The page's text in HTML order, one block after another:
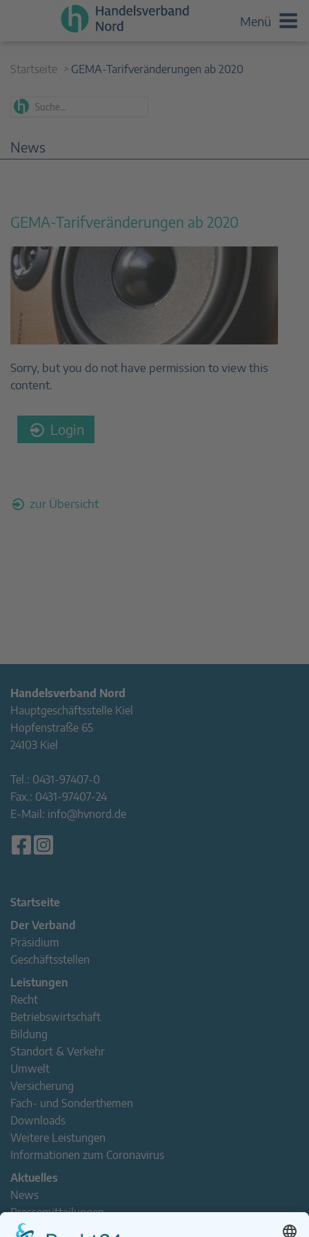
Menü
Startseite GEMA-Tarifveränderungen ab 2020
News
GEMA-Tarifveränderungen ab 2020
Sorry, but you do not have permission to view this
content.
Login
zur Übersicht
Handelsverband Nord
Hauptgeschäftsstelle Kiel
Hopfenstraße 65
24103 Kiel
Tel.: 0431-97407-0
Fax.: 0431-97407-24
E-Mail: info@hvnord.de
Startseite
Der Verband
Präsidium
Geschäftsstellen
Leistungen
Recht
Betriebswirtschaft
Bildung
Standort & Verkehr
Umwelt
Versicherung
Fach- und Sonderthemen
Downloads
Weitere Leistungen
Informationen zum Coronavirus
Aktuelles
News
Pressemitteilungen
Newsletter